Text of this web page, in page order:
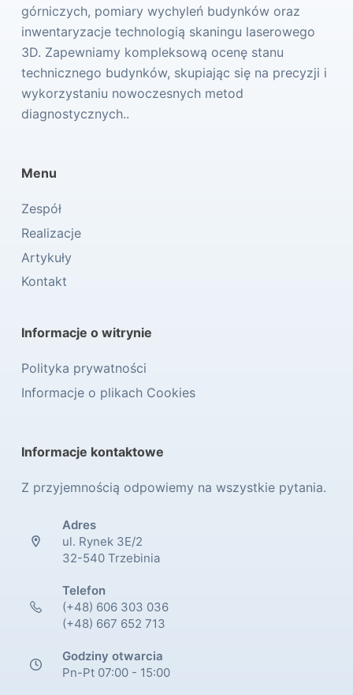
górniczych, pomiary wychyleń budynków oraz
inwentaryzacje technologią skaningu laserowego
3D. Zapewniamy kompleksową ocenę stanu
technicznego budynków, skupiając się na precyzji i
wykorzystaniu nowoczesnych metod
diagnostycznych..
Menu
Zespół
Realizacje
Artykuły
Kontakt
Informacje o witrynie
Polityka prywatności
Informacje o plikach Cookies
Informacje kontaktowe
Z przyjemnością odpowiemy na wszystkie pytania.
Adres
ul. Rynek 3E/2
32-540 Trzebinia
Telefon
(+48) 606 303 036
(+48) 667 652 713
Godziny otwarcia
Pn-Pt 07:00 - 15:00